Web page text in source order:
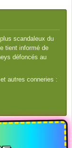
scandaleux du
tient informé de
défoncés au
autres conneries :